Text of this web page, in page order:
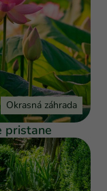
Okrasná záhrada
pristane